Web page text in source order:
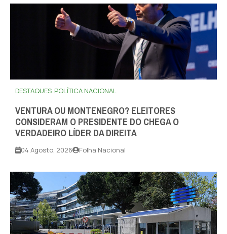
DESTAQUES POLÍTICA NACIONAL
VENTURA OU MONTENEGRO? ELEITORES
CONSIDERAM O PRESIDENTE DO CHEGA O
VERDADEIRO LÍDER DA DIREITA
04 Agosto, 2026 Folha Nacional